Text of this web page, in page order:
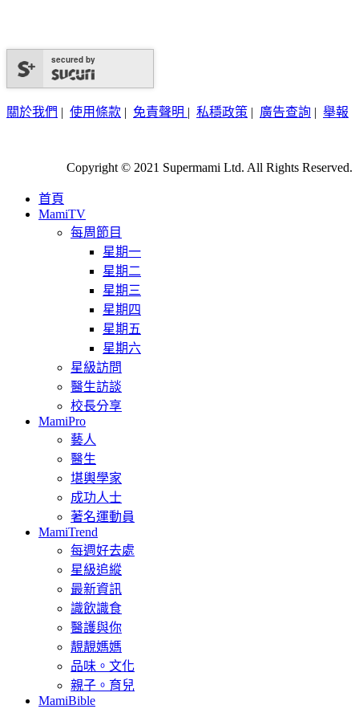
secured by
關於我們 | 使用條款 | 免責聲明 | 私穩政策 | 廣告查詢 | 舉報
Copyright © 2021 Supermami Ltd. All Rights Reserved.
首頁
MamiTV
每周節目
星期一
星期二
星期三
星期四
星期五
星期六
星級訪問
醫生訪談
校長分享
MamiPro
藝人
醫生
堪輿學家
成功人士
著名運動員
MamiTrend
每週好去處
星級追縱
最新資訊
識飲識食
醫護與你
靚靚媽媽
品味。文化
親子。育兒
MamiBible